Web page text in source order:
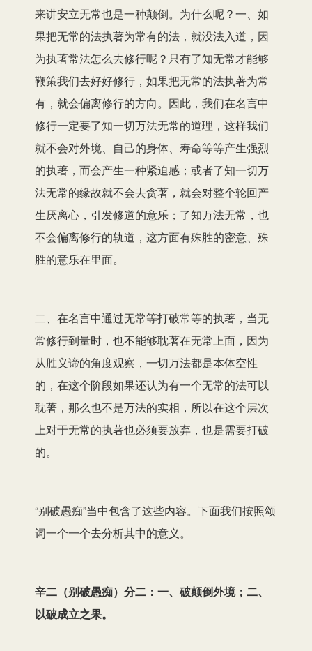
来讲安立无常也是一种颠倒。为什么呢？一、如
果把无常的法执著为常有的法，就没法入道，因
为执著常法怎么去修行呢？只有了知无常才能够
鞭策我们去好好修行，如果把无常的法执著为常
有，就会偏离修行的方向。因此，我们在名言中
修行一定要了知一切万法无常的道理，这样我们
就不会对外境、自己的身体、寿命等等产生强烈
的执著，而会产生一种紧迫感；或者了知一切万
法无常的缘故就不会去贪著，就会对整个轮回产
生厌离心，引发修道的意乐；了知万法无常，也
不会偏离修行的轨道，这方面有殊胜的密意、殊
胜的意乐在里面。
二、在名言中通过无常等打破常等的执著，当无
常修行到量时，也不能够耽著在无常上面，因为
从胜义谛的角度观察，一切万法都是本体空性
的，在这个阶段如果还认为有一个无常的法可以
耽著，那么也不是万法的实相，所以在这个层次
上对于无常的执著也必须要放弃，也是需要打破
的。
“别破愚痴”当中包含了这些内容。下面我们按照颂
词一个一个去分析其中的意义。
辛二（别破愚痴）分二：一、破颠倒外境；二、
以破成立之果。